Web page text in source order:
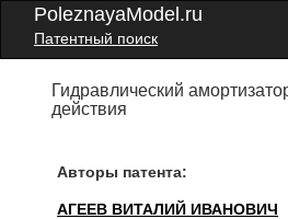
PoleznayaModel.ru
Патентный поиск
Гидравлический
действия
Авторы патента:
АГЕЕВ ВИТАЛИЙ ИВАНОВИЧ